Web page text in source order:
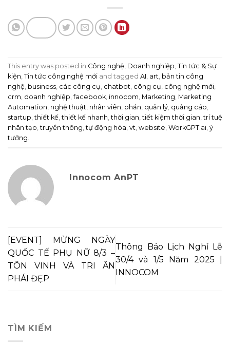
This entry was posted in Công nghệ, Doanh nghiệp, Tin tức & Sự
kiện, Tin tức công nghệ mới and tagged AI, art, bản tin công
nghệ, business, các công cụ, chatbot, công cụ, công nghệ mới,
crm, doanh nghiệp,facebook, innocom, Marketing, Marketing
Automation, nghệ thuật, nhân viên, phần, quản lý, quảng cáo,
startup,thiết kế,thiết kế nhanh,thời gian,tiết kiệm thời gian,trí tuệ
nhân tạo,truyền thông,tự động hóa, vt, website, WorkGPT.ai, ý
tưởng.
Innocom AnPT
[EVENT] MỪNG NGÀY
QUỐC TẾ PHỤ NỮ 8/3 –
TÔN VINH VÀ TRI ÂN
PHÁI ĐẸP
Thông Báo Lịch Nghỉ Lễ
30/4 và 1/5 Năm 2025 |
INNOCOM
TÌM KIẾM